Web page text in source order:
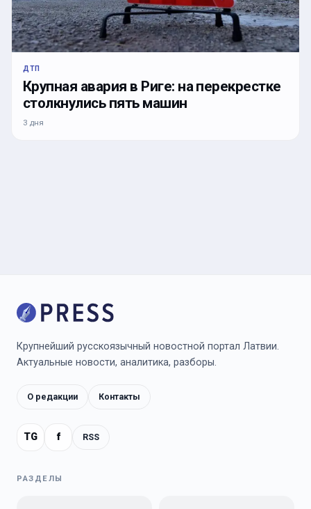
ДТП
Крупная авария в Риге: на перекрестке
столкнулись пять машин
3 дня
Крупнейший русскоязычный новостной портал Латвии.
Актуальные новости, аналитика, разборы.
О редакции Контакты
TG f RSS
РАЗДЕЛЫ